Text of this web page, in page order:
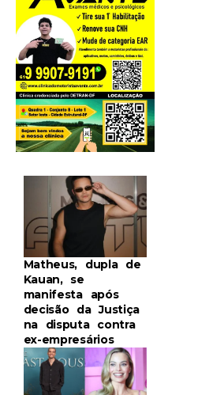
Matheus, dupla de
Kauan, se
manifesta após
decisão da Justiça
na disputa contra
ex-empresários